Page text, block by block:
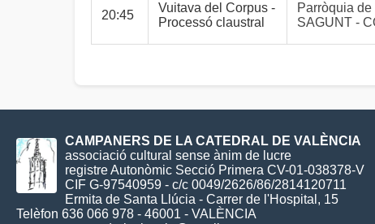
20:45
Vuitava del Corpus -
Processó claustral
Parròquia
SAGUNT -
CAMPANERS DE LA CATEDRAL DE VALÈNCIA
associació cultural sense ànim de lucre
registre Autonòmic Secció Primera CV-01-038378-V
CIF G-97540959 - c/c 0049/2626/86/2814120711
Ermita de Santa Llúcia - Carrer de l'Hospital, 15
Telèfon 636 066 978 - 46001 - VALÈNCIA